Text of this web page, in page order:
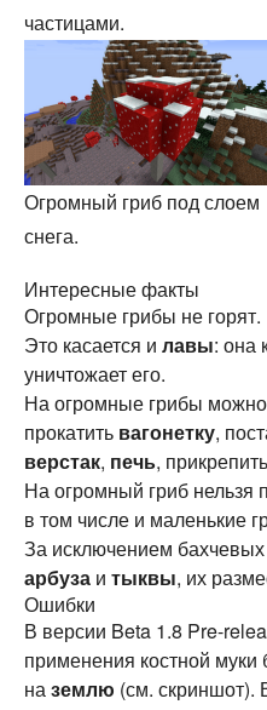
частицами.
Огромный гриб под слоем
снега.
Интересные факты
Огромные грибы не горят.
Это касается и лавы: она
уничтожает его.
На огромные грибы можно
прокатить вагонетку,
верстак, печь, прикрепить
На огромный гриб нельзя
в том числе и маленькие
За исключением
арбуза и тыквы, их
Ошибки
В версии Beta 1.8 Pre-
применения костной муки
наземлю (см. скриншот).